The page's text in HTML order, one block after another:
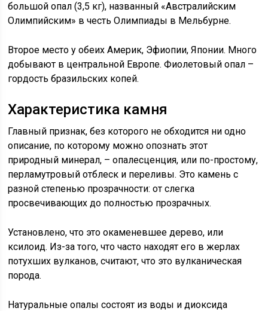
большой опал (3,5 кг), названный «Австралийским
Олимпийским» в честь Олимпиады в Мельбурне.
Второе место у обеих Америк, Эфиопии, Японии. Много
добывают в центральной Европе. Фиолетовый опал –
гордость бразильских копей.
Характеристика камня
Главный признак, без которого не обходится ни одно
описание, по которому можно опознать этот
природный минерал, – опалесценция, или по-простому,
перламутровый отблеск и переливы. Это камень с
разной степенью прозрачности: от слегка
просвечивающих до полностью прозрачных.
Установлено, что это окаменевшее дерево, или
ксилоид. Из-за того, что часто находят его в жерлах
потухших вулканов, считают, что это вулканическая
порода.
Натуральные опалы состоят из воды и диоксида